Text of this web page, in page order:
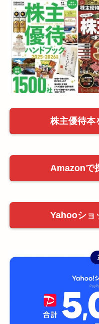
株主優待本
Amazonで
Yahooショ